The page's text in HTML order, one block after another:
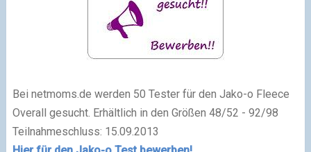
Bei netmoms.de werden 50 Tester für den Jako-o Fleece
Overall gesucht. Erhältlich in den Größen 48/52 - 92/98
Teilnahmeschluss: 15.09.2013